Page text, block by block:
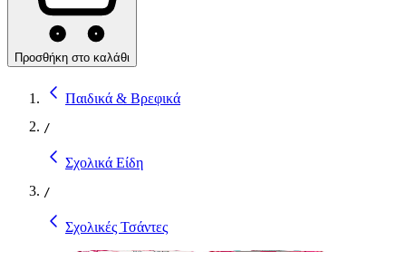
Προσθήκη στο καλάθι
Παιδικά & Βρεφικά
/
Σχολικά Είδη
/
Σχολικές Τσάντες